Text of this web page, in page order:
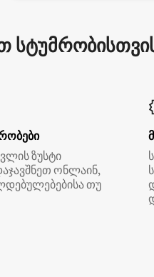
ზუსტი
ონლაინ,
თუ